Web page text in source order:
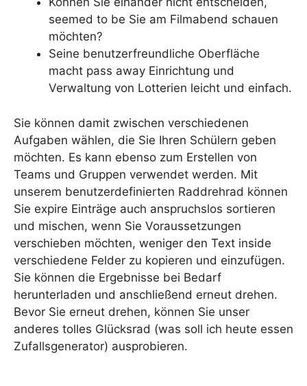
seemed to be Sie am Filmabend schauen
möchten?
Seine benutzerfreundliche Oberfläche
macht pass away Einrichtung und
Verwaltung von Lotterien leicht und einfach.
Sie können damit zwischen verschiedenen
Aufgaben wählen, die Sie Ihren Schülern geben
möchten. Es kann ebenso zum Erstellen von
Teams und Gruppen verwendet werden. Mit
unserem benutzerdefinierten Raddrehrad können
Sie expire Einträge auch anspruchslos sortieren
und mischen, wenn Sie Voraussetzungen
verschieben möchten, weniger den Text inside
verschiedene Felder zu kopieren und einzufügen.
Sie können die Ergebnisse bei Bedarf
herunterladen und anschließend erneut drehen.
Bevor Sie erneut drehen, können Sie unser
anderes tolles Glücksrad (was soll ich heute essen
Zufallsgenerator) ausprobieren.